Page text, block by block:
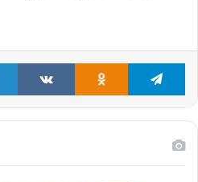
LinkedIn VKontakteOdnoklassniki